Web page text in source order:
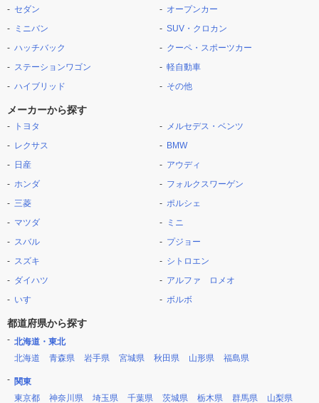
セダン
ミニバン
ハッチバック
ステーションワゴン
ハイブリッド
オープンカー
SUV・クロカン
クーペ・スポーツカー
軽自動車
その他
メーカーから探す
トヨタ
レクサス
日産
ホンダ
三菱
マツダ
スバル
スズキ
ダイハツ
いすゞ
メルセデス・ベンツ
BMW
アウディ
フォルクスワーゲン
ポルシェ
ミニ
プジョー
シトロエン
アルファ ロメオ
ボルボ
都道府県から探す
北海道・東北
北海道
青森県 岩手県 宮城県 秋田県 山形県 福島県
関東
東京都
神奈川県 埼玉県 千葉県 茨城県 栃木県 群馬県 山梨県